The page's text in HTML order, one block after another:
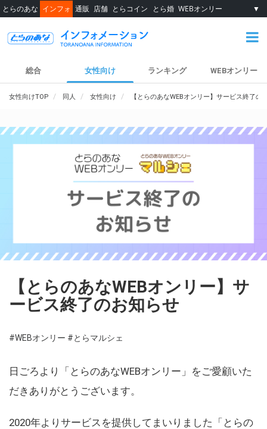
とらのあな インフォ 通販 店舗 とらコイン とら婚 WEBオンリー ▼
総合 女性向け ランキング WEBオンリー
女性向けTOP 同人 女性向け 【とらのあなWEBオンリー】サービス終了の
【とらのあなWEBオンリー】サ
ービス終了のお知らせ
#WEBオンリー #とらマルシェ
日ごろより「とらのあなWEBオンリー」をご愛顧いた
だきありがとうございます。
2020年よりサービスを提供してまいりました「とらの